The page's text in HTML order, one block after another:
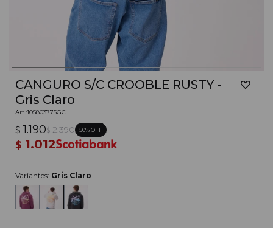
CANGURO S/C CROOBLE RUSTY -
Gris Claro
105803775GC
$ 1.190$ 2.390 50
$ 1.012
Variantes: Gris Claro